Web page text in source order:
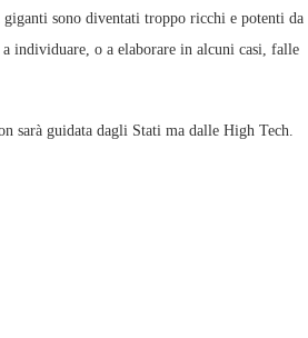
giganti sono diventati troppo ricchi e potenti da
individuare, o a elaborare in alcuni casi, falle
sarà guidata dagli Stati ma dalle High Tech.